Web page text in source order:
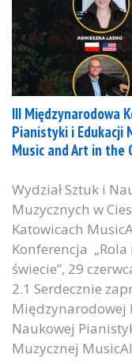
III Międzynarodowa
Pianistyki i Edukacji
Music and Art in the
Wydział Sztuk i
Muzycznych w
Katowicach
Konferencja „Rola
świecie”, 29
2.1 Serdecznie
Międzynarodowej
Naukowej
Muzycznej